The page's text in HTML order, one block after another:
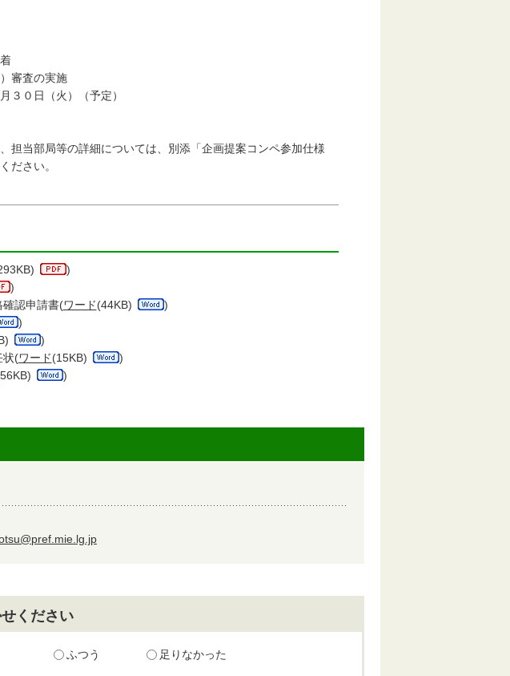
審査の実施
０日（火）（予定）
担当部局等の詳細については、別添「企画提案コンペ参加仕様
ださい。
)
)
認申請書(ワード(44KB)
)
)
)
状(ワード(15KB)
)
)
ください
ふつう 足りなかった